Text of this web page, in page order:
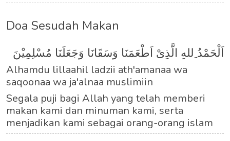
Doa Sesudah Makan
اَلْحَمْدُ ِللهِ الَّذِىْ اَطْعَمَنَا وَسَقَانَا وَجَعَلَنَا مُسْلِمِيْنَ
Alhamdu lillaahil ladzii ath'amanaa wa
saqoonaa wa ja'alnaa muslimiin
Segala puji bagi Allah yang telah memberi
makan kami dan minuman kami, serta
menjadikan kami sebagai orang-orang islam